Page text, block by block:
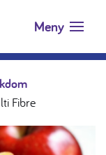
Meny
Fibre